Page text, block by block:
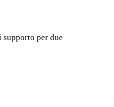
per due miscelatori
per due